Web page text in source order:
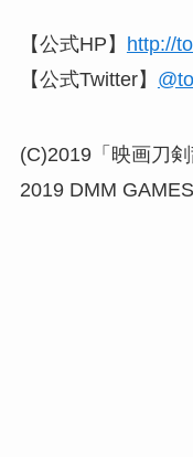
【公式HP】 http://
【公式Twitter】
(C)2019「映画刀
2019 DMM